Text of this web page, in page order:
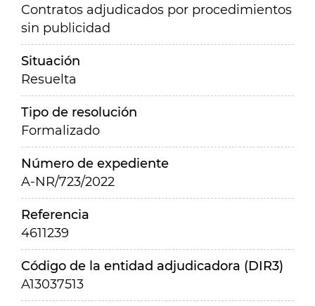
Contratos adjudicados por procedimientos
sin publicidad
Situación
Resuelta
Tipo de resolución
Formalizado
Número de expediente
A-NR/723/2022
Referencia
4611239
Código de la entidad adjudicadora (DIR3)
A13037513